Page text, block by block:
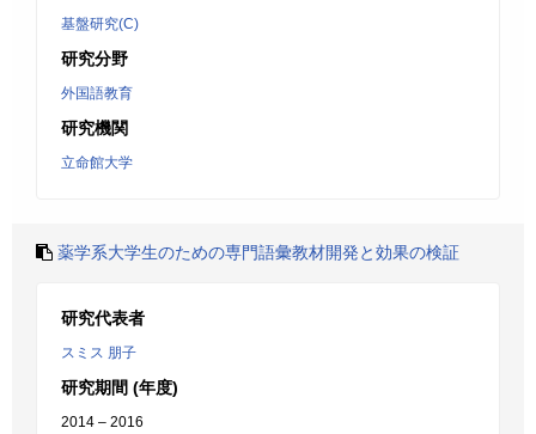
基盤研究(C)
研究分野
外国語教育
研究機関
立命館大学
薬学系大学生のための専門語彙教材開発と効果の検証
研究代表者
スミス 朋子
研究期間 (年度)
2014 – 2016